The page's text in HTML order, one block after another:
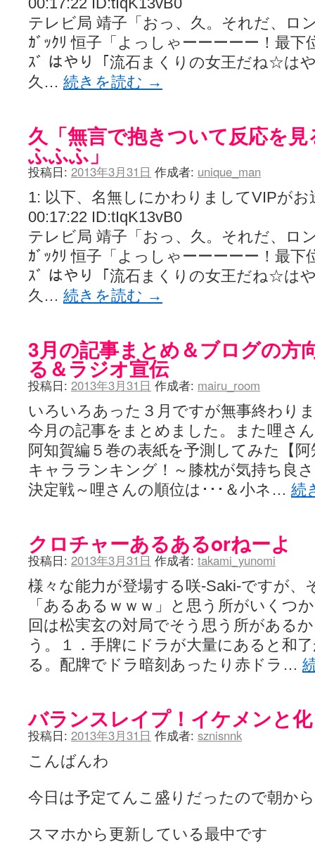
テレビ局 靖子「おっ、久。それだ、ロ
ｶﾞｯｸﾘ 恒子「よっしゃーーーーー！最下
ｽﾞ はやり「流石まくりの女王だね☆は
久… 続きを読む →
久「無言で抱きついて反応を
ふふふ」
投稿日: 2013年3月31日 作成者: unique_man
1: 以下、名無しにかわりましてVIPがお
00:17:22 ID:tIqK13vB0
テレビ局 靖子「おっ、久。それだ、ロ
ｶﾞｯｸﾘ 恒子「よっしゃーーーーー！最下
ｽﾞ はやり「流石まくりの女王だね☆は
久… 続きを読む →
3月の記事まとめ＆ブログの方
る＆ラジオ宣伝
投稿日: 2013年3月31日 作成者: mairu_room
いろいろあった３月ですが無事終わり
今月の記事をまとめました。また哩さ
阿知賀編５巻の表紙を予測してみた【
キャラランキング！～膝枕が気持ち良
決定戦～哩さんの順位は･･･＆小ネ… 続
クロチャーあるあるorねーよ
投稿日: 2013年3月31日 作成者: takami_yunomi
様々な能力が登場する咲-Saki-ですが、
「あるあるｗｗｗ」と思う所がいくつ
回は松実玄の対局でそう思う所がある
う。１．手牌にドラが大量にあると和
る。配牌でドラ暗刻あったり赤ドラ…
バランスレイプ！イケメンと
投稿日: 2013年3月31日 作成者: sznisnnk
こんばんわ
今日は予定てんこ盛りだったので朝か
スマホから更新している最中です